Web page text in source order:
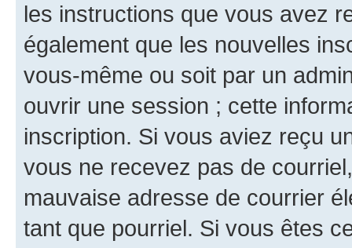
les instructions que vous avez
également que les nouvelles
vous-même ou soit par un
ouvrir une session ; cette
inscription. Si vous aviez reçu
vous ne recevez pas de
mauvaise adresse de courrier
tant que pourriel. Si vous êtes